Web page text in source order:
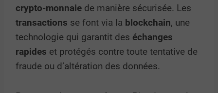
crypto-monnaie de manière sécurisée. Les
transactions se font via la blockchain, une
technologie qui garantit des échanges
rapides et protégés contre toute tentative de
fraude ou d’altération des données.